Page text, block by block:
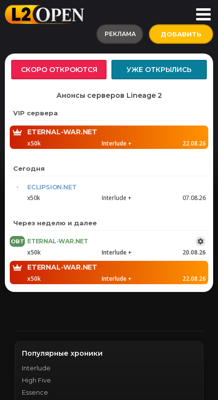
РЕКЛАМА ДОБАВИТЬ
СКОРО ОТКРОЮТСЯ УЖЕ ОТКРЫЛИСЬ
Анонсы серверов Lineage 2
VIP сервера
ETERNAL-WAR.NET
x50k Interlude + 22.08.26
Сегодня
ECLIPSION.NET
x50k Interlude + 07.08.26
Через неделю и далее
ETERNAL-WAR.NET
x50k Interlude + 20.08.26
ETERNAL-WAR.NET
x50k Interlude + 22.08.26
Популярные хроники
Interlude
High Five
Essence